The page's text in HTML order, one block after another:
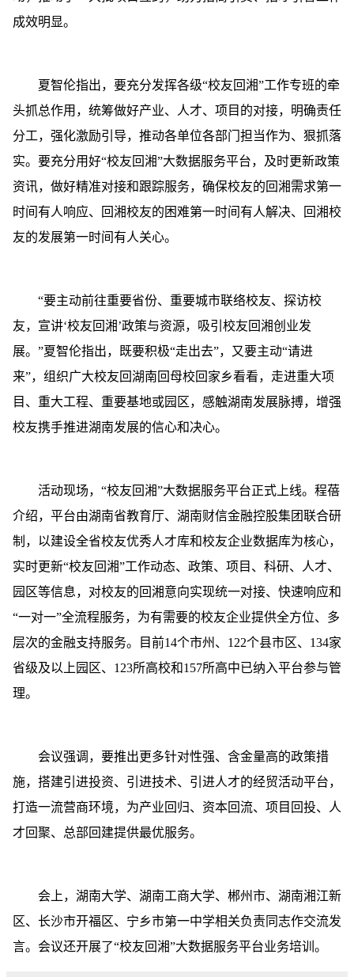
成效明显。
夏智伦指出，要充分发挥各级“校友回湘”工作专班的牵
头抓总作用，统筹做好产业、人才、项目的对接，明确责任
分工，强化激励引导，推动各单位各部门担当作为、狠抓落
实。要充分用好“校友回湘”大数据服务平台，及时更新政策
资讯，做好精准对接和跟踪服务，确保校友的回湘需求第一
时间有人响应、回湘校友的困难第一时间有人解决、回湘校
友的发展第一时间有人关心。
“要主动前往重要省份、重要城市联络校友、探访校
友，宣讲‘校友回湘’政策与资源，吸引校友回湘创业发
展。”夏智伦指出，既要积极“走出去”，又要主动“请进
来”，组织广大校友回湖南回母校回家乡看看，走进重大项
目、重大工程、重要基地或园区，感触湖南发展脉搏，增强
校友携手推进湖南发展的信心和决心。
活动现场，“校友回湘”大数据服务平台正式上线。程蓓
介绍，平台由湖南省教育厅、湖南财信金融控股集团联合研
制，以建设全省校友优秀人才库和校友企业数据库为核心，
实时更新“校友回湘”工作动态、政策、项目、科研、人才、
园区等信息，对校友的回湘意向实现统一对接、快速响应和
“一对一”全流程服务，为有需要的校友企业提供全方位、多
层次的金融支持服务。目前14个市州、122个县市区、134家
省级及以上园区、123所高校和157所高中已纳入平台参与管
理。
会议强调，要推出更多针对性强、含金量高的政策措
施，搭建引进投资、引进技术、引进人才的经贸活动平台，
打造一流营商环境，为产业回归、资本回流、项目回投、人
才回聚、总部回建提供最优服务。
会上，湖南大学、湖南工商大学、郴州市、湖南湘江新
区、长沙市开福区、宁乡市第一中学相关负责同志作交流发
言。会议还开展了“校友回湘”大数据服务平台业务培训。